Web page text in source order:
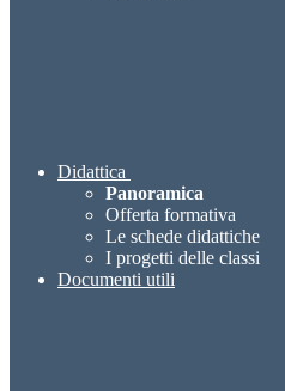
Didattica
Panoramica
Offerta formativa
Le schede didattiche
I progetti delle classi
Documenti utili